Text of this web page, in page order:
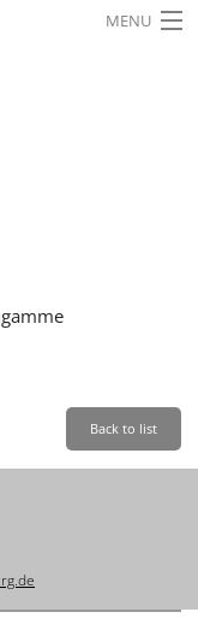
MENU
Back to list